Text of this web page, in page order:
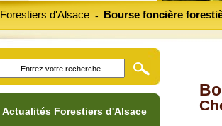
Forestiers d'Alsace Bourse foncière
-
Actualités Forestiers d'Alsace